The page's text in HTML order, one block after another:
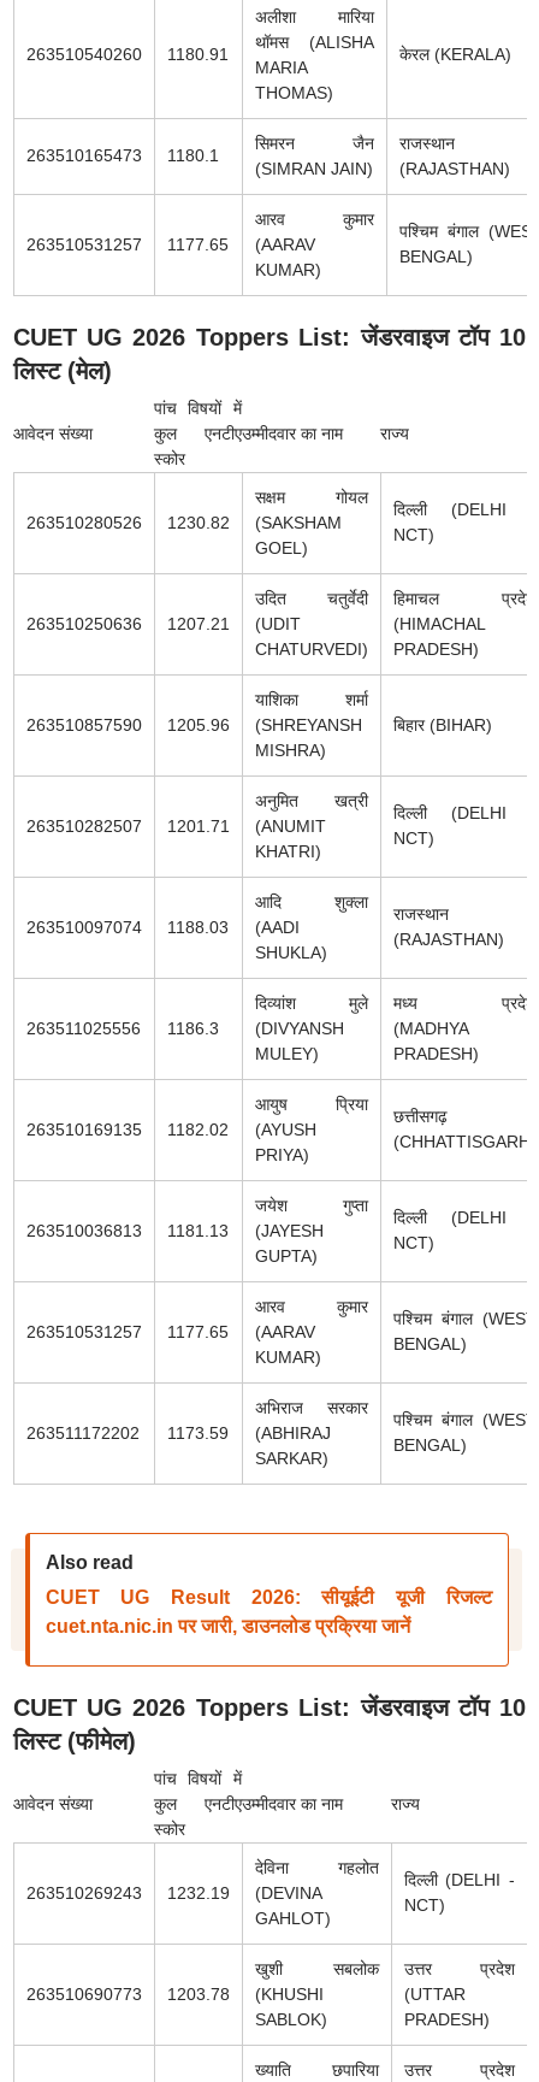
263510540260 1180.91
अलीशा मारिया
थॉमस (ALISHA
MARIA
THOMAS)
केरल (KERALA)
263510165473 1180.1
सिमरन जैन
(SIMRAN JAIN)
राजस्थान
(RAJASTHAN)
263510531257 1177.65
आरव कुमार
(AARAV
KUMAR)
पश्चिम बंगाल
BENGAL)
CUET UG 2026 Toppers List: जेंडरवाइज टॉप 10
लिस्ट (मेल)
आवेदन संख्या
पांच विषयों में
कुल एनटीए
स्कोर
उम्मीदवार का नाम राज्य
263510280526 1230.82
सक्षम गोयल
(SAKSHAM
GOEL)
दिल्ली (DELHI -
NCT)
263510250636 1207.21
उदित चतुर्वेदी
(UDIT
CHATURVEDI)
हिमाचल प्रदेश
(HIMACHAL
PRADESH)
263510857590 1205.96
याशिका शर्मा
(SHREYANSH
MISHRA)
बिहार (BIHAR)
263510282507 1201.71
अनुमित खत्री
(ANUMIT
KHATRI)
दिल्ली (DELHI -
NCT)
263510097074 1188.03
आदि शुक्ला
(AADI
SHUKLA)
राजस्थान
(RAJASTHAN)
263511025556 1186.3
दिव्यांश मुले
(DIVYANSH
MULEY)
मध्य प्रदेश
(MADHYA
PRADESH)
263510169135 1182.02
आयुष प्रिया
(AYUSH
PRIYA)
छत्तीसगढ़
(CHHATTISGARH)
263510036813 1181.13
जयेश गुप्ता
(JAYESH
GUPTA)
दिल्ली (DELHI -
NCT)
263510531257 1177.65
आरव कुमार
(AARAV
KUMAR)
पश्चिम बंगाल (WEST
BENGAL)
263511172202 1173.59
अभिराज सरकार
(ABHIRAJ
SARKAR)
पश्चिम बंगाल (WEST
BENGAL)
Also read
CUET UG Result 2026: सीयूईटी यूजी रिजल्ट
cuet.nta.nic.in पर जारी, डाउनलोड प्रक्रिया जानें
CUET UG 2026 Toppers List: जेंडरवाइज टॉप 10
लिस्ट (फीमेल)
आवेदन संख्या
पांच विषयों में
कुल एनटीए
स्कोर
उम्मीदवार का नाम राज्य
263510269243 1232.19
देविना गहलोत
(DEVINA
GAHLOT)
दिल्ली (DELHI -
NCT)
263510690773 1203.78
खुशी सबलोक
(KHUSHI
SABLOK)
उत्तर प्रदेश
(UTTAR
PRADESH)
ख्याति छपारिया
उत्तर प्रदेश